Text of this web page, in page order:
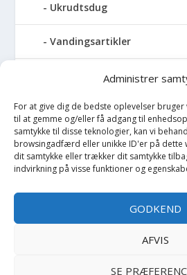
Administrer
For at give dig de bedste oplevelser
til at gemme og/eller få adgang til
samtykke til disse teknologier, kan vi
browsingadfærd eller unikke ID'er på dette
dit samtykke eller trækker dit samtykke
indvirkning på visse funktioner og
GODKEND
AFVIS
SE
Ukrudtsdug
Vandingsartikler
Vandslanger
Vildthegn
vækstdug
Maling